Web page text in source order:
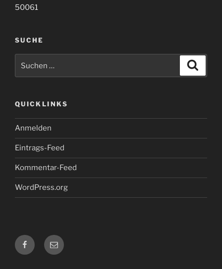
50061
SUCHE
QUICKLINKS
Anmelden
Eintrags-Feed
Kommentar-Feed
WordPress.org
Skilift
Donzdorf
E-
Mail